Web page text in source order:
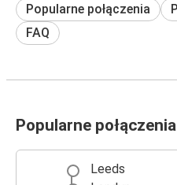
Popularne połączenia
FAQ
Popularne połączenia
Leeds